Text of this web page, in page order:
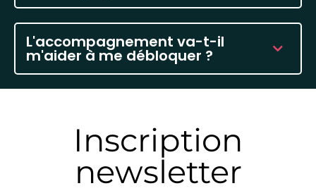
L'accompagnement va-t-il
m'aider à me débloquer ?
Inscription
newsletter